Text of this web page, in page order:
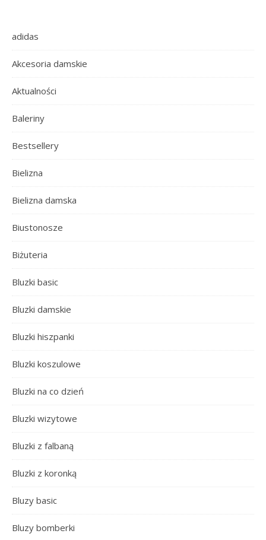
adidas
Akcesoria damskie
Aktualności
Baleriny
Bestsellery
Bielizna
Bielizna damska
Biustonosze
Biżuteria
Bluzki basic
Bluzki damskie
Bluzki hiszpanki
Bluzki koszulowe
Bluzki na co dzień
Bluzki wizytowe
Bluzki z falbaną
Bluzki z koronką
Bluzy basic
Bluzy bomberki